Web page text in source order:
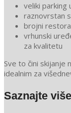
veliki parking
raznovrstan
brojni
vrhunski
za kvalitetu
Sve to čini skijanje
idealnim za
Saznajte